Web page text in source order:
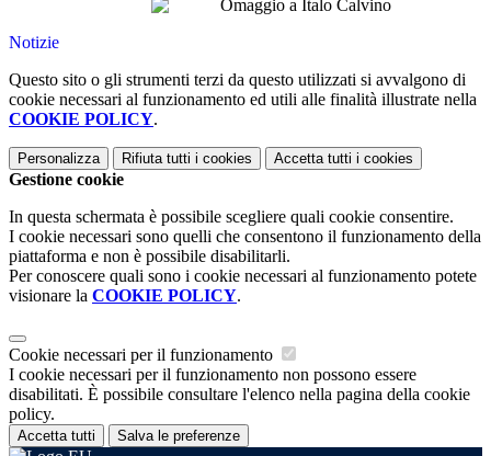
Notizie
Questo sito o gli strumenti terzi da questo utilizzati si avvalgono di
cookie necessari al funzionamento ed utili alle finalità illustrate nella
COOKIE POLICY.
Personalizza Rifiuta tutti i cookies Accetta tutti i cookies
Gestione cookie
In questa schermata è possibile scegliere quali cookie consentire.
I cookie necessari sono quelli che consentono il funzionamento della
piattaforma e non è possibile disabilitarli.
Per conoscere quali sono i cookie necessari al funzionamento potete
visionare la COOKIE POLICY.
Cookie necessari per il funzionamento
I cookie necessari per il funzionamento non possono essere
disabilitati. È possibile consultare l'elenco nella pagina della cookie
policy.
Accetta tutti Salva le preferenze